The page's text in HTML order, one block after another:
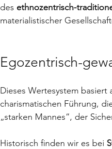
des ethnozentrisch-
materialistischer
Egozentrisch-
Dieses Wertesystem basiert
charismatischen Führung,
„starken Mannes“, der
Historisch finden wir es bei